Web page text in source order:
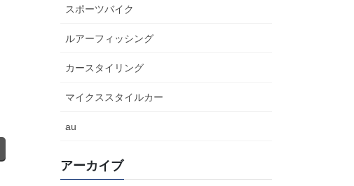
スポーツバイク
ルアーフィッシング
カースタイリング
マイクススタイルカー
au
アーカイブ